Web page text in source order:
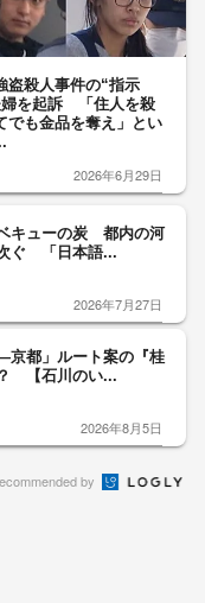
盗殺人事件の“指示
婦を起訴 「住人を殺
でも金品を奪え」とい
2026年6月29日
キューの炭 都内の河
ぐ 「日本語...
2026年7月27日
京都」ルート案の『桂
【石川のい...
2026年8月5日
by